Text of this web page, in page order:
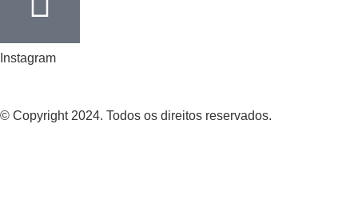
Instagram
© Copyright 2024. Todos os direitos reservados.